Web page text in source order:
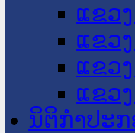
ແຂວ
ແຂວ
ແຂວ
ແຂວ
ນິຕິກໍາປະ